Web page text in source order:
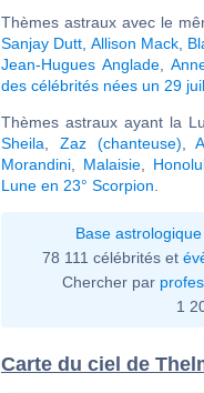
Thèmes astraux avec le
Sanjay Dutt Allison Mack,
Jean-Hugues Anglade ,
des célébrités nées un 29
Thèmes astraux ayant la
Sheila
Zaz (chanteuse) ,
Morandini
Malaisie
Lune en 23° Scorpion
Base
78 111 célébrités et
Chercher par
1
Carte du ciel de